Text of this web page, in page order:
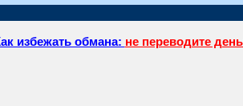
избежать обмана: не переводите